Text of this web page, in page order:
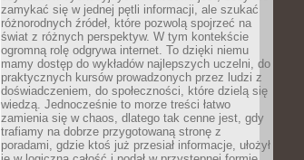
zamykać się w jednej pętli informacji, ale szukać
różnorodnych źródeł, które pozwolą spojrzeć na
świat z różnych perspektyw. W tym kontekście
ogromną rolę odgrywa internet. To dzięki niemu
mamy dostęp do wykładów najlepszych uczelni, do
praktycznych kursów prowadzonych przez ludzi z
doświadczeniem, do społeczności, które dzielą się
wiedzą. Jednocześnie to morze treści łatwo
zamienia się w chaos, dlatego tak cenne jest, gdy
trafiamy na dobrze przygotowaną stronę z
poradami, gdzie ktoś już przesiał informacje, ułożył